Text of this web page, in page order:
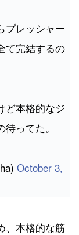
プレッシャー
て完結するの
ど本格的なジ
ってた。
October 3,
、本格的な筋